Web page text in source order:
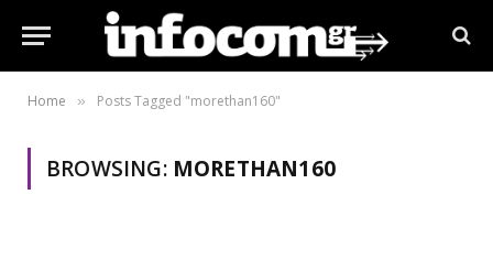
Home » Posts Tagged "morethan160"
BROWSING: MORETHAN160